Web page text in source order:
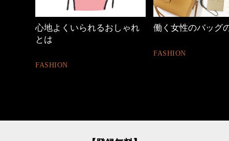
心地よくいられるおしゃれ
とは
FASHION
働く女性のバッグ
FASHION